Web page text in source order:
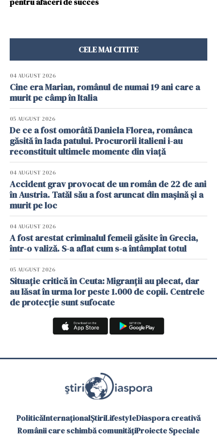
CELE MAI CITITE
04 AUGUST 2026
Cine era Marian, românul de numai 19 ani care a
murit pe câmp în Italia
05 AUGUST 2026
De ce a fost omorâtă Daniela Florea, românca
găsită în lada patului. Procurorii italieni i-au
reconstituit ultimele momente din viață
04 AUGUST 2026
Accident grav provocat de un român de 22 de ani
în Austria. Tatăl său a fost aruncat din mașină și a
murit pe loc
04 AUGUST 2026
A fost arestat criminalul femeii găsite în Grecia,
într-o valiză. S-a aflat cum s-a întâmplat totul
05 AUGUST 2026
Situație critică în Ceuta: Migranții au plecat, dar
au lăsat în urma lor peste 1.000 de copii. Centrele
de protecție sunt sufocate
PoliticăInternaționalȘtiriLifestyleDiaspora creativă
Românii care schimbă comunitățiProiecte Speciale